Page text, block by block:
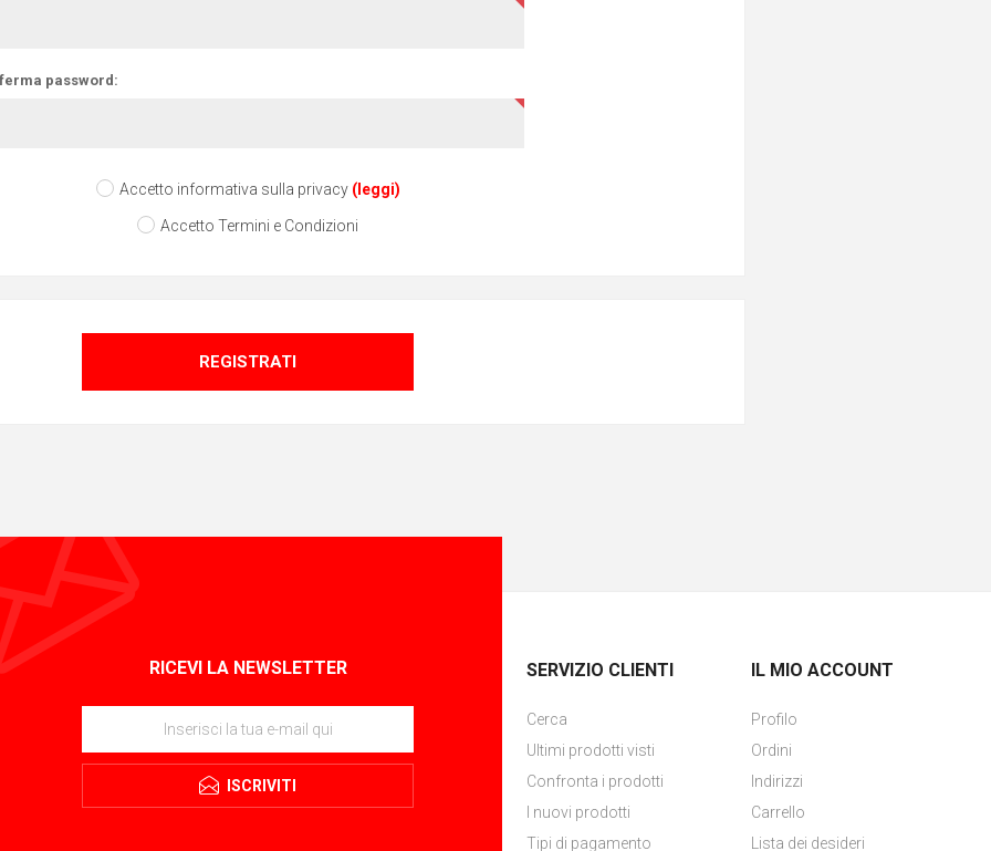
password:
Accetto informativa sulla privacy (leggi)
Accetto Termini e Condizioni
REGISTRATI
RICEVI LA NEWSLETTER
ISCRIVITI
SERVIZIO CLIENTI
Cerca
Ultimi prodotti visti
Confronta i prodotti
I nuovi prodotti
Tipi di pagamento
IL MIO ACCOUNT
Profilo
Ordini
Indirizzi
Carrello
Lista dei desideri